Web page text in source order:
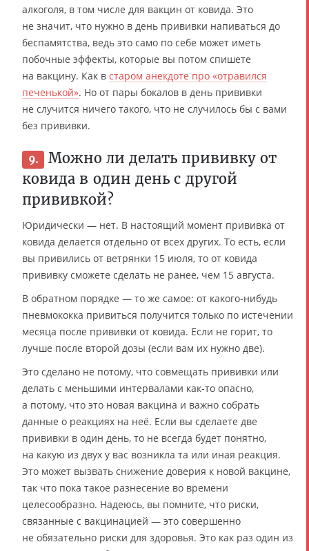
алкоголя, в том числе для вакцин от ковида. Это
не значит, что нужно в день прививки напиваться до
беспамятства, ведь это само по себе может иметь
побочные эффекты, которые вы потом спишете
на вакцину. Как в старом анекдоте про «отравился
печенькой». Но от пары бокалов в день прививки
не случится ничего такого, что не случилось бы с вами
без прививки.
9.
Можно ли делать прививку от
ковида в один день с другой
прививкой?
Юридически — нет. В настоящий момент прививка от
кoвида делается отдельно от всех других. То есть, если
вы привились от ветрянки 15 июля, то от кoвида
прививку сможете сделать не ранее, чем 15 августа.
В обратном порядке — то же самое: от какого-нибудь
пневмококка привиться получится только по истечении
месяца после прививки от ковида. Если не горит, то
лучше после второй дозы (если вам их нужно две).
Это сделано не потому, что совмещать прививки или
делать с меньшими интервалами как-то опасно,
а потому, что это новая вакцина и важно собрать
данные о реакциях на неё. Если вы сделаете две
прививки в один день, то не всегда будет понятно,
на какую из двух у вас возникла та или иная реакция.
Это может вызвать снижение доверия к новой вакцине,
так что пока такое разнесение во времени
целесообразно. Надеюсь, вы помните, что риски,
связанные с вакцинацией — это совершенно
не обязательно риски для здоровья. Это как раз один из